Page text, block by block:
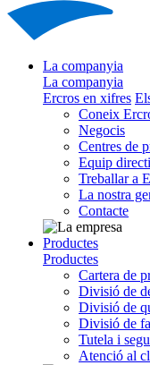
La companyia
La companyia
Ercros en xifres
Coneix
Negocis
Centres de
Equip
Treballar a
La nostra
Contacte
Productes
Productes
Cartera de
Divisió de
Divisió de
Divisió de
Tutela i
Atenció al